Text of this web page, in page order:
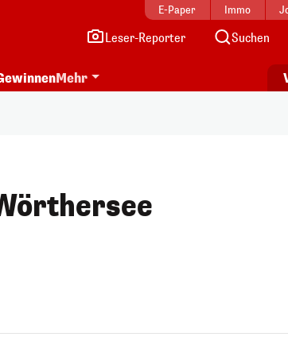
E-Paper Immo
Leser-Reporter Suchen
Mehr